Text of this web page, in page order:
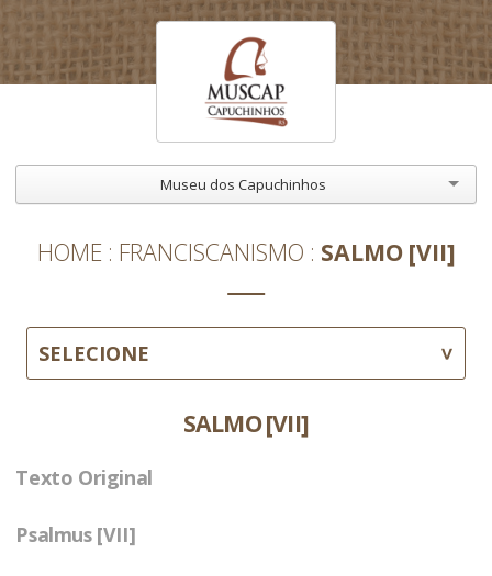
Museu dos Capuchinhos
HOME FRANCISCANISMO SALMO [VII]
SELECIONE
SALMO [VII]
Texto Original
Psalmus [VII]